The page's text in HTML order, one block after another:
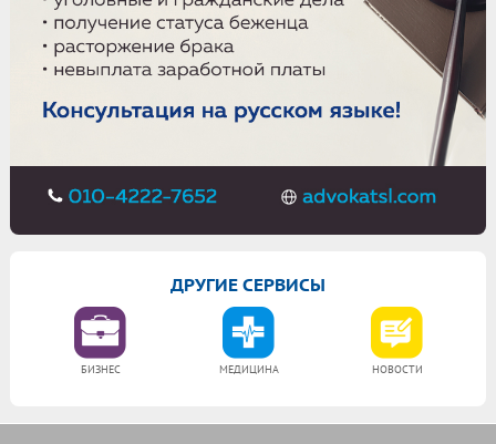
ДРУГИЕ СЕРВИСЫ
БИЗНЕС МЕДИЦИНА НОВОСТИ